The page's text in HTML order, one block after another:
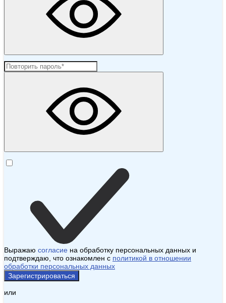
Выражаю согласие на обработку персональных данных и
подтверждаю, что ознакомлен с политикой в отношении
обработки персональных данных
Зарегистрироваться
или